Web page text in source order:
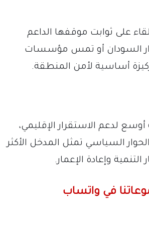
على ثوابت موقفها الداعم
السودان أو تمس مؤسسات
أساسية لأمن المنطقة.
لدعم الاستقرار الإقليمي،
السياسي تمثل المدخل الأكثر
وإعادة الإعمار.
في واتساب